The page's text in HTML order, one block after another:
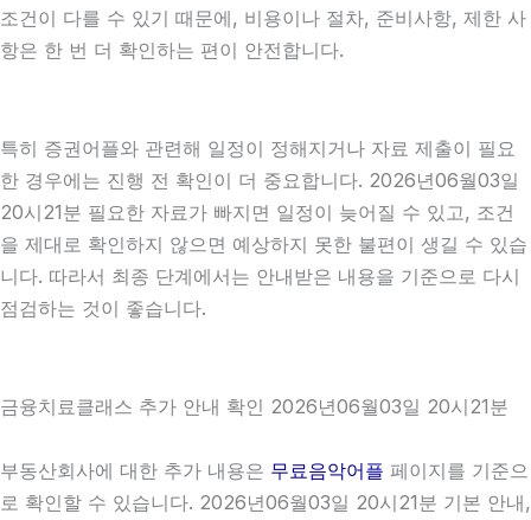
조건이 다를 수 있기 때문에, 비용이나 절차, 준비사항, 제한 사
항은 한 번 더 확인하는 편이 안전합니다.
특히 증권어플와 관련해 일정이 정해지거나 자료 제출이 필요
한 경우에는 진행 전 확인이 더 중요합니다. 2026년06월03일
20시21분 필요한 자료가 빠지면 일정이 늦어질 수 있고, 조건
을 제대로 확인하지 않으면 예상하지 못한 불편이 생길 수 있습
니다. 따라서 최종 단계에서는 안내받은 내용을 기준으로 다시
점검하는 것이 좋습니다.
금융치료클래스 추가 안내 확인 2026년06월03일 20시21분
부동산회사에 대한 추가 내용은 무료음악어플 페이지를 기준으
로 확인할 수 있습니다. 2026년06월03일 20시21분 기본 안내,